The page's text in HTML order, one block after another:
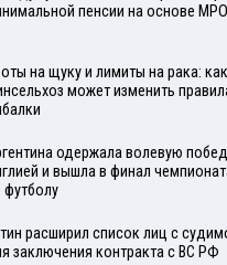
пенсии на основе
на щуку и лимиты на рака: как
может изменить
одержала волевую
и вышла в финал
футболу
расширил список лиц с
заключения контракта с ВС РФ